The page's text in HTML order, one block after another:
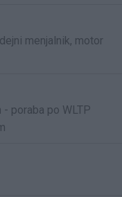
menjalnik, motor
poraba po WLTP